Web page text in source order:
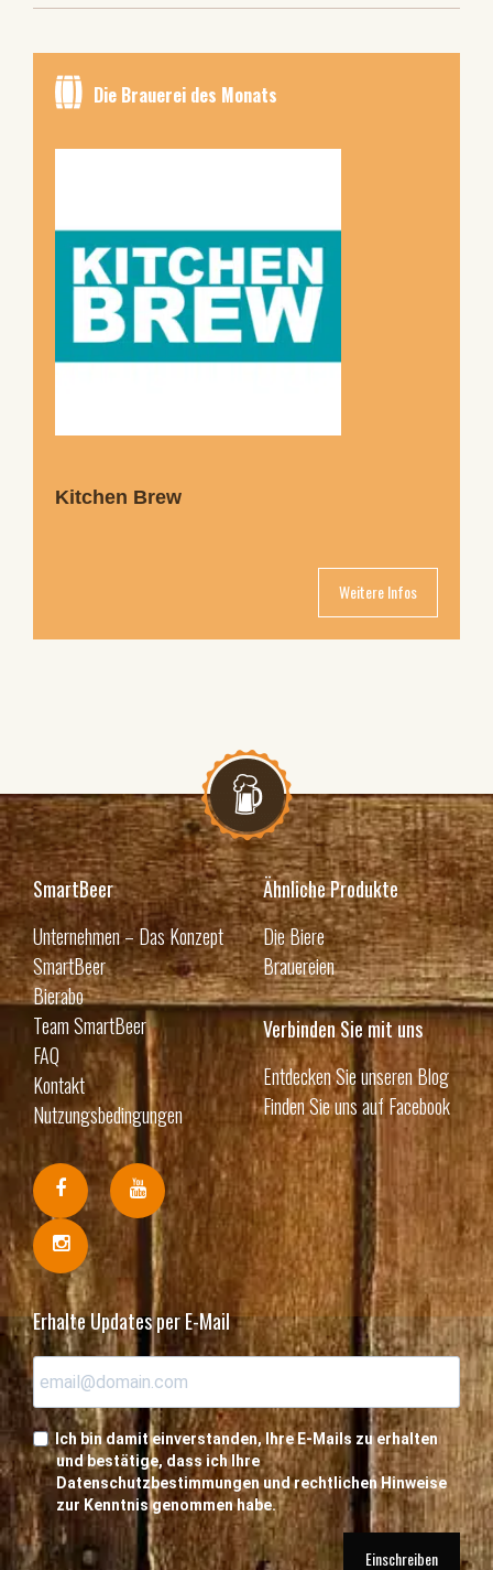
Die Brauerei des Monats
Kitchen Brew
Weitere Infos
SmartBeer
Unternehmen – Das Konzept
SmartBeer
Bierabo
Team SmartBeer
FAQ
Kontakt
Nutzungsbedingungen
Ähnliche Produkte
Die Biere
Brauereien
Verbinden Sie mit uns
Entdecken Sie unseren Blog
Finden Sie uns auf Facebook
Erhalte Updates per E-Mail
Ich bin damit einverstanden, Ihre E-Mails zu erhalten
und bestätige, dass ich Ihre
Datenschutzbestimmungen und rechtlichen Hinweise
zur Kenntnis genommen habe.
Einschreiben